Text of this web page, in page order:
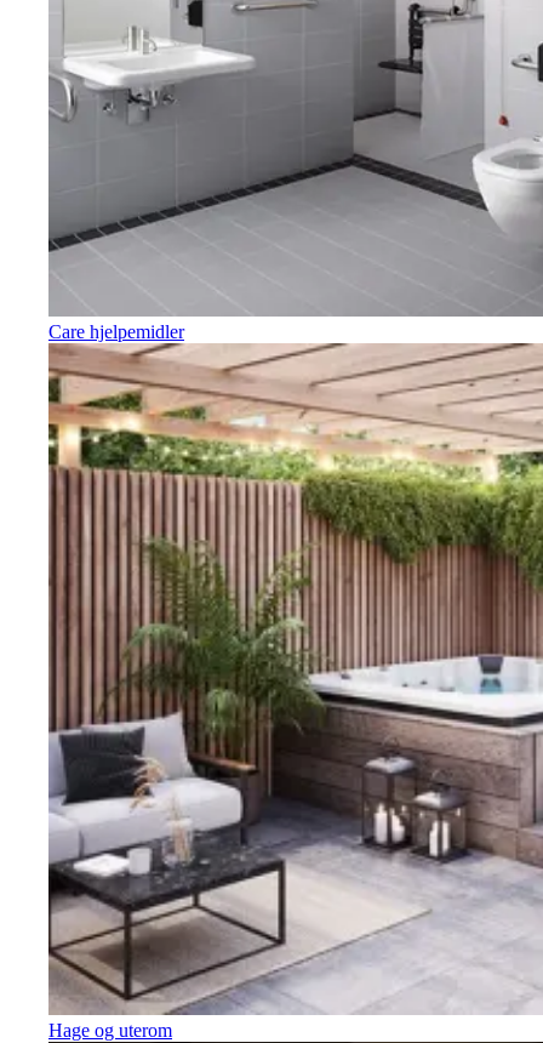
Care hjelpemidler
Hage og uterom